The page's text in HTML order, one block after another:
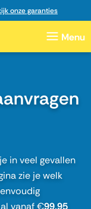
onze garanties
in veel gevallen
zie je welk
vanaf €99,95